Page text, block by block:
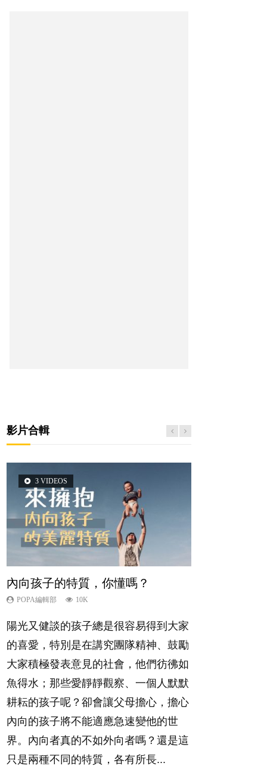
影片合輯
3 VIDEOS
內向孩子的特質，你懂嗎？
POPA編輯部 10K
陽光又健談的孩子總是很容易得到大家
的喜愛，特別是在講究團隊精神、鼓勵
大家積極發表意見的社會，他們彷彿如
魚得水；那些愛靜靜觀察、一個人默默
耕耘的孩子呢？卻會讓父母擔心，擔心
內向的孩子將不能適應急速變他的世
界。內向者真的不如外向者嗎？還是這
只是兩種不同的特質，各有所長...
2 VIDEOS
想孩子學好外語，點做好？
POPA編輯部 9.9K
有人話學多種語言越早開始越好，有人
卻說一時間太多語言，會令孩子感到混
淆，到底誰是誰非？聽聽專家怎樣說，
解開語言學習的迷思～...
5 VIDEOS
夫妻必看！經營婚姻，沒捷徑
POPA編輯部 22.9K
你是不是也曾經以為只要跟相愛的人結
婚，就自然能走到白頭，但生了孩子卻
發現事情不如你所料？ 經營婚姻，不
如我們想像的簡單，卻也不是大家說得
那麼難。一起來認識婚姻的真相！...
6 VIDEOS
孩子能力天注定？
POPA編輯部 7.9K
很多父母都希望孩子係個「叻仔叻
女」，學業別太差，日常自理井井有
條。這樣的孩子是萬中無一，還是魚與
熊掌，不能兼得？...
6 VIDEOS
愛孩子也別忘了愛自己，父母如何
關顧自己的身心靈？
照顧孩子衣食住行、陪同兒女應對功課
測驗，還要陪玩製造親子時間，尚要處
理家中雜項要務……當父母的，有千百
個任務要做。可惜，有一樣重要至極
的，總被遺漏——關注自己的情緒和心
理健康。...